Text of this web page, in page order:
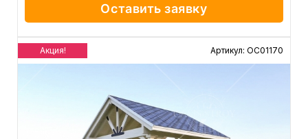
Оставить заявку
Акция! Артикул: ОС01170